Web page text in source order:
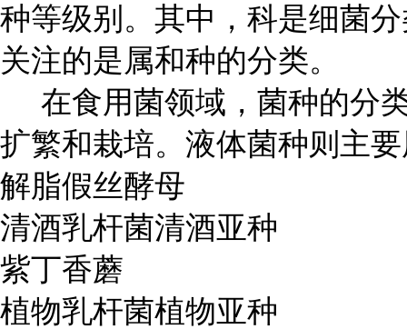
种等级别。其中，科是细菌
关注的是属和种的分类。
在食用菌领域，菌种的分
扩繁和栽培。液体菌种则主
解脂假丝酵母
清酒乳杆菌清酒亚种
紫丁香蘑
植物乳杆菌植物亚种